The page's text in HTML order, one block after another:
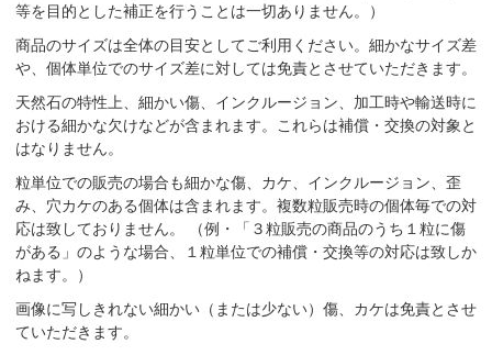
等を目的とした補正を行うことは一切ありません。）
商品のサイズは全体の目安としてご利用ください。細かなサイズ差
や、個体単位でのサイズ差に対しては免責とさせていただきます。
天然石の特性上、細かい傷、インクルージョン、加工時や輸送時に
おける細かな欠けなどが含まれます。これらは補償・交換の対象と
はなりません。
粒単位での販売の場合も細かな傷、カケ、インクルージョン、歪
み、穴カケのある個体は含まれます。複数粒販売時の個体毎での対
応は致しておりません。 （例・「３粒販売の商品のうち１粒に傷
がある」のような場合、１粒単位での補償・交換等の対応は致しか
ねます。）
画像に写しきれない細かい（または少ない）傷、カケは免責とさせ
ていただきます。